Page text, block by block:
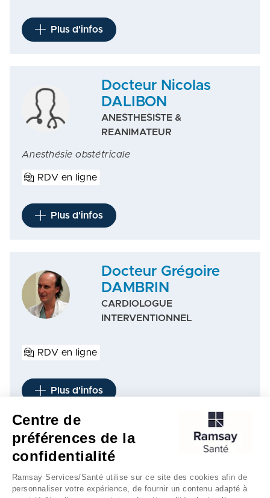
Plus d'infos
Docteur Nicolas
DALIBON
ANESTHESISTE &
REANIMATEUR
Anesthésie obstétricale
RDV en ligne
Plus d'infos
Docteur Grégoire
DAMBRIN
CARDIOLOGUE
INTERVENTIONNEL
RDV en ligne
Plus d'infos
1 2 3 …
Centre de
préférences de la
confidentialité
Ramsay Services/Santé utilise sur ce site des cookies afin de
personnaliser votre expérience, de fournir un contenu adapté à